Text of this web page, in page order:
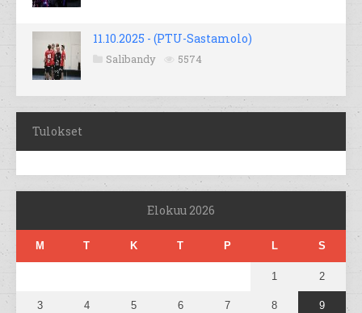
11.10.2025 - (PTU-Sastamolo)
Salibandy 5574
Tulokset
Elokuu 2026
M T K T P L S
1 2
3 4 5 6 7 8 9